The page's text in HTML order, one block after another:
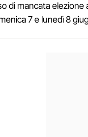
di mancata elezione
7 e lunedì 8